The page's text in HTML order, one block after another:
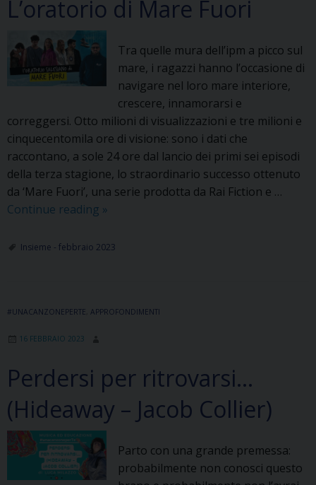
L’oratorio di Mare Fuori
Tra quelle mura dell’ipm a picco sul
mare, i ragazzi hanno l’occasione di
navigare nel loro mare interiore,
crescere, innamorarsi e
correggersi. Otto milioni di visualizzazioni e tre milioni e
cinquecentomila ore di visione: sono i dati che
raccontano, a sole 24 ore dal lancio dei primi sei episodi
della terza stagione, lo straordinario successo ottenuto
da ‘Mare Fuori’, una serie prodotta da Rai Fiction e …
Continue reading L’oratorio
Mare
»
Insieme - febbraio 2023
#UNACANZONEPERTE APPROFONDIMENTI
16 FEBBRAIO 2023
Perdersi per ritrovarsi…
(Hideaway – Jacob Collier)
Parto con una grande premessa:
probabilmente non conosci questo